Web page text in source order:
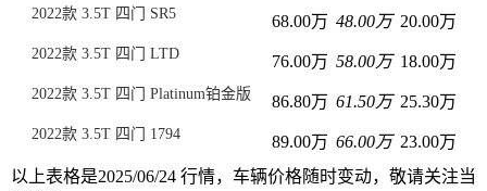
2022款 3.5T 四门 SR5 68.00万 48.00万 20.00万
2022款 3.5T 四门 LTD 76.00万 58.00万 18.00万
2022款 3.5T 四门 Platinum铂金版 86.80万 61.50万 25.30万
2022款 3.5T 四门 1794 89.00万 66.00万 23.00万
以上表格是2025/06/24 行情，车辆价格随时变动，敬请关注当